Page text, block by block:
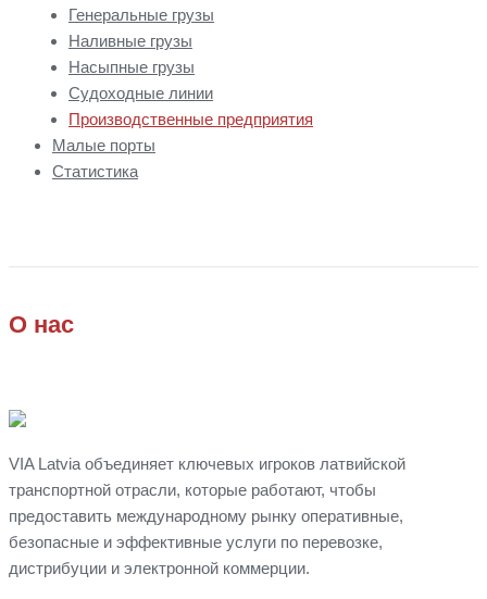
Генеральные грузы
Наливные грузы
Насыпные грузы
Судоходные линии
Производственные предприятия
Малые порты
Статистика
О нас
VIA Latvia объединяет ключевых игроков латвийской
транспортной отрасли, которые работают, чтобы
предоставить международному рынку оперативные,
безопасные и эффективные услуги по перевозке,
дистрибуции и электронной коммерции.